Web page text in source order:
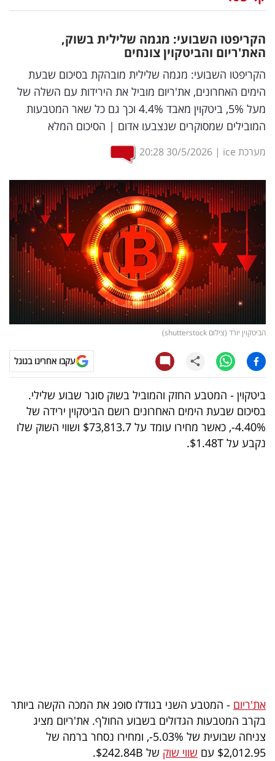
דיגיטל
וטק
שיווק
ופרסום
משפט
מדדים
ומחקרים
דעות
רכילות
עסקית
קריפטו
ויראלי
טלוויזיה
עסקי
ספורט
קריירה
ולימודים
המילון
הכלכלי
הקריפטו השבועי: מגמה שלילית בשוק,
האת'ריום והביטקוין צונחים
הקריפטו השבועי: מגמה שלילית מובהקת בסיכום שבעת
הימים האחרונים, את'ריום מוביל את הירידות עם השלה של
מעל 5%, ביטקוין מאבד 4.4% וכך גם כל שאר המטבעות
המובילים שמסוקרים שנצבעו אדום | הסיכום המלא
מערכת ice |
30/5/2026
20:28
הביטקוין יורד (צילום shutterstock)
עקבו אחרינו בגוגל
ביטקוין - המטבע החזק והמוביל בשוק סוגר שבוע שלילי.
בסיכום שבעת הימים האחרונים רושם הביטקוין ירידה של
4.40%-, כאשר מחירו עומד על $73,813.7 ושווי השוק שלו
נקבע על $1.48T.
את'ריום - המטבע השני בגודלו סופג את המכה הקשה ביותר
בקרב המטבעות הגדולים בשבוע החולף. את'ריום מציג
צניחה שבועית של 5.03%-, ומחירו נסחר ברמה של
$2,012.95 עם
שווי שוק של $242.84B.